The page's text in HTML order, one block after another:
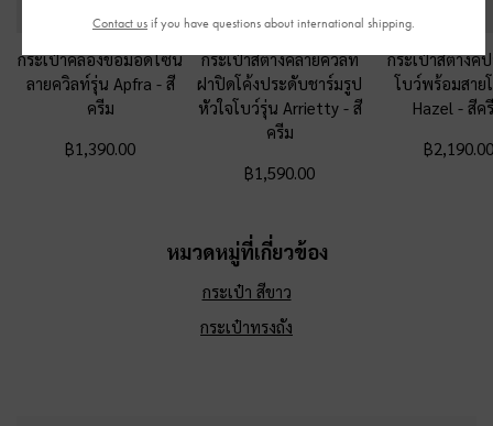
กระเป๋าคล้องข้อมือดีไซน์
ลายควิลท์รุ่น Apfra - สี
ครีม
฿1,390.00
กระเป๋าสตางค์ลายควิลท์
ฝาปิดโค้งประดับชาร์มรูป
หัวใจโบว์รุ่น Arrietty - สี
ครีม
฿1,590.00
กระเป๋าสตางค์
โบว์พร้อมสาย
Hazel-สีค
฿2,190.00
หมวดหมู่ที่เกี่ยวข้อง
กระเป๋า สีขาว
กระเป๋าทรงถัง
Contact us if you have questions about international shipping.